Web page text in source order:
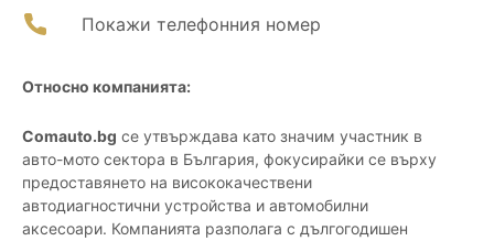
Покажи телефонния номер
Относно компанията:
Comauto.bg се утвърждава като значим участник в
авто-мото сектора в България, фокусирайки се върху
предоставянето на висококачествени
автодиагностични устройства и автомобилни
аксесоари. Компанията разполага с дългогодишен